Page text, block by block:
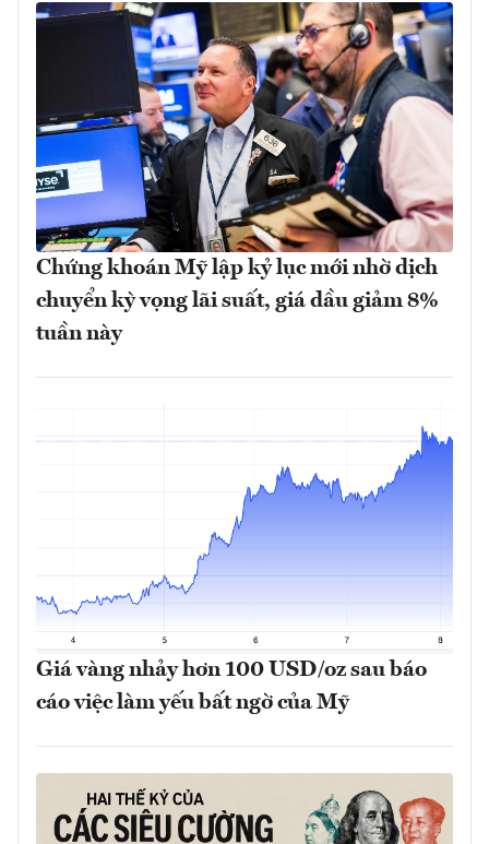
Chứng khoán Mỹ lập kỷ lục mới nhờ dịch
chuyển kỳ vọng lãi suất, giá dầu giảm 8%
tuần này
Giá vàng nhảy hơn 100 USD/oz sau báo
cáo việc làm yếu bất ngờ của Mỹ